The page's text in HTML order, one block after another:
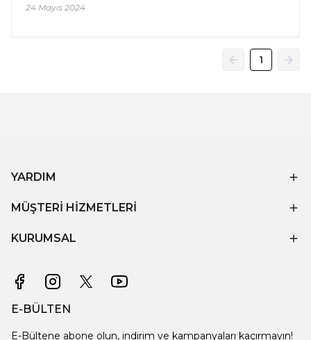
24 Mayıs 2024
1
YARDIM
MÜŞTERİ HİZMETLERİ
KURUMSAL
E-BÜLTEN
E-Bültene abone olun, indirim ve kampanyaları kaçırmayın!